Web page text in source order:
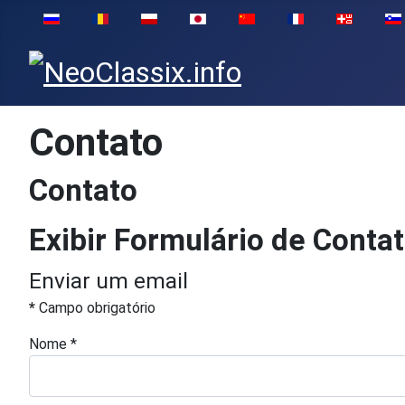
Selecione seu Idioma
Contato
Contato
Exibir Formulário de
Enviar um email
* Campo obrigatório
Nome *